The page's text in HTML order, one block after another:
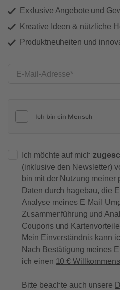
Exklusive Angebote und
Kreative Ideen & nützliche
Produktneuheiten und
E-Mail-Adresse
Ich möchte auf mich
(inklusive den Newsletter)
bin mit der Nutzung meiner
Daten durch hagebau, die
Analyse meines E-Mail-
Zusammenführung und
Coupons und
Mein Einverständnis kann
Nach Bestätigung meines
ich einen 10 €
Bitte beachte auch unsere